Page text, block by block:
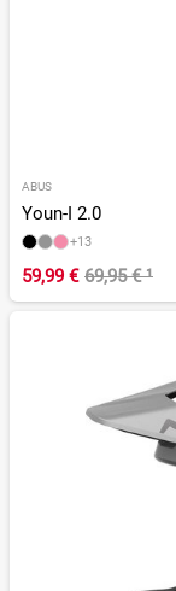
ABUS
Youn-I 2.0
+13
59,99 € 69,95 €¹